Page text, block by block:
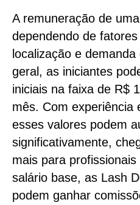
A remuneração de
dependendo de
localização e
geral, as iniciantes
iniciais na faixa de R$
mês. Com experiência
esses valores podem
significativamente,
mais para
salário base, as Lash
podem ganhar